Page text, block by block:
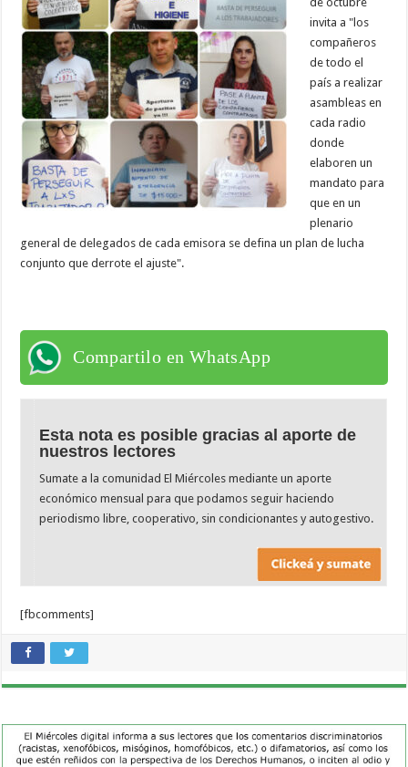
invita a "los
compañeros
de todo el
país a realizar
asambleas en
cada radio
donde
elaboren un
mandato para
que en un
plenario
general de delegados de cada emisora se defina un plan de lucha
conjunto que derrote el ajuste".
Compartilo en WhatsApp
Esta nota es posible gracias al aporte de
nuestros lectores
Sumate a la comunidad El Miércoles mediante un aporte
económico mensual para que podamos seguir haciendo
periodismo libre, cooperativo, sin condicionantes y autogestivo.
[fbcomments]